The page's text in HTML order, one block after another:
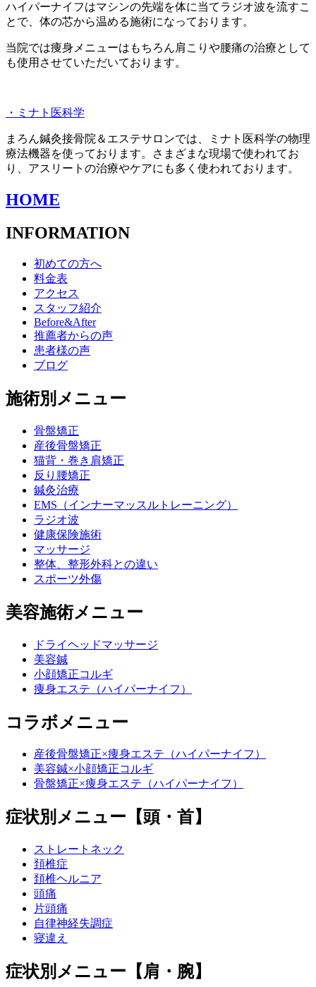
ハイパーナイフはマシンの先端を体に当てラジオ波を流すこ
とで、体の芯から温める施術になっております。
当院では痩身メニューはもちろん肩こりや腰痛の治療として
も使用させていただいております。
・ミナト医科学
まろん鍼灸接骨院＆エステサロンでは、ミナト医科学の物理
療法機器を使っております。さまざまな現場で使われてお
り、アスリートの治療やケアにも多く使われております。
HOME
INFORMATION
初めての方へ
料金表
アクセス
スタッフ紹介
Before&After
推薦者からの声
患者様の声
ブログ
施術別メニュー
骨盤矯正
産後骨盤矯正
猫背・巻き肩矯正
反り腰矯正
鍼灸治療
EMS（インナーマッスルトレーニング）
ラジオ波
健康保険施術
マッサージ
整体、整形外科との違い
スポーツ外傷
美容施術メニュー
ドライヘッドマッサージ
美容鍼
小顔矯正コルギ
痩身エステ（ハイパーナイフ）
コラボメニュー
産後骨盤矯正×痩身エステ（ハイパーナイフ）
美容鍼×小顔矯正コルギ
骨盤矯正×痩身エステ（ハイパーナイフ）
症状別メニュー【頭・首】
ストレートネック
頚椎症
頚椎ヘルニア
頭痛
片頭痛
自律神経失調症
寝違え
症状別メニュー【肩・腕】